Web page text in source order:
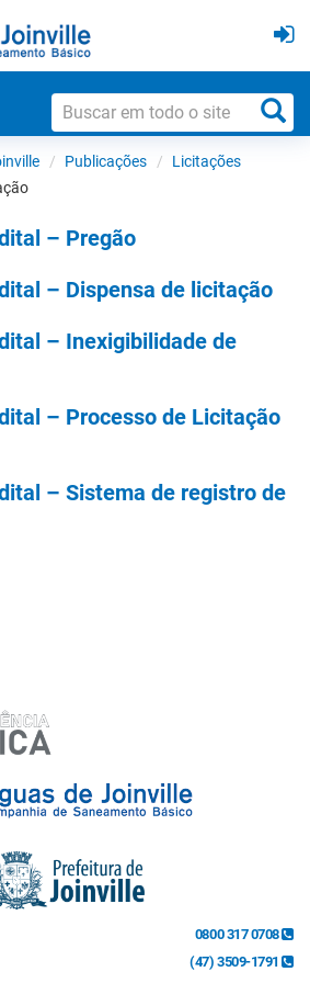
Publicações
Licitações
– Pregão
– Dispensa de licitação
– Inexigibilidade de
– Processo de Licitação
– Sistema de registro de
0800 317 0708
(47) 3509-1791